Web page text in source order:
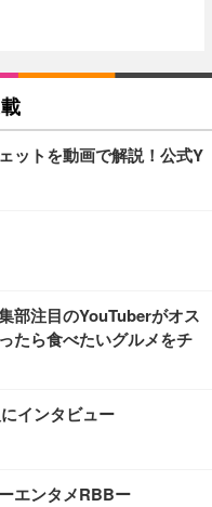
ットを動画で解説！公式Y
部注目のYouTuberがオス
たら食べたいグルメをチ
インタビュー
エンタメRBBー